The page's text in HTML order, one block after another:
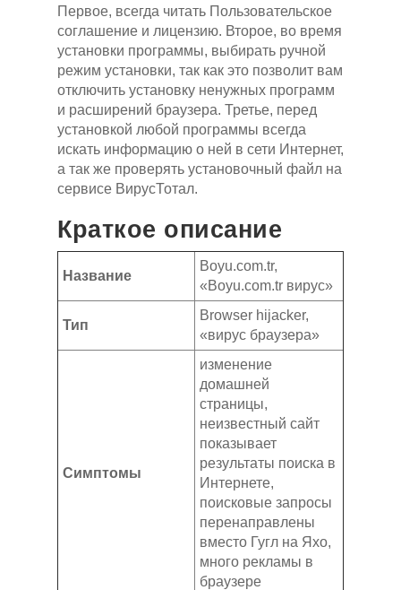
Первое, всегда читать Пользовательское
соглашение и лицензию. Второе, во время
установки программы, выбирать ручной
режим установки, так как это позволит вам
отключить установку ненужных программ
и расширений браузера. Третье, перед
установкой любой программы всегда
искать информацию о ней в сети Интернет,
а так же проверять установочный файл на
сервисе ВирусТотал.
Краткое описание
Название
Boyu.com.tr,
«Boyu.com.tr вирус»
Тип
Browser hijacker,
«вирус браузера»
Симптомы
изменение
домашней
страницы,
неизвестный сайт
показывает
результаты поиска в
Интернете,
поисковые запросы
перенаправлены
вместо Гугл на Яхо,
много рекламы в
браузере